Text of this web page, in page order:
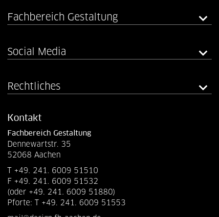
Fachbereich Gestaltung
Social Media
Rechtliches
Kontakt
Fachbereich Gestaltung
Dennewartstr. 35
52068 Aachen
T +49. 241. 6009 51510
F +49. 241. 6009 51532
(oder +49. 241. 6009 51880)
Pforte: T +49. 241. 6009 51553